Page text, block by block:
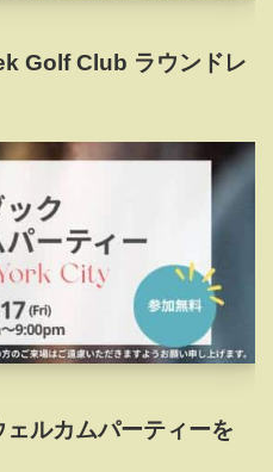
Golf Club ラウンドレ
ルカムパーティーを